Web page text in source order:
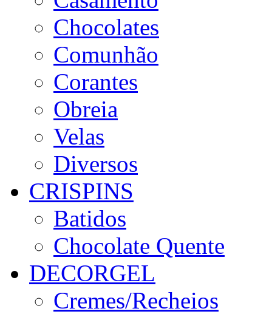
Chocolates
Comunhão
Corantes
Obreia
Velas
Diversos
CRISPINS
Batidos
Chocolate Quente
DECORGEL
Cremes/Recheios